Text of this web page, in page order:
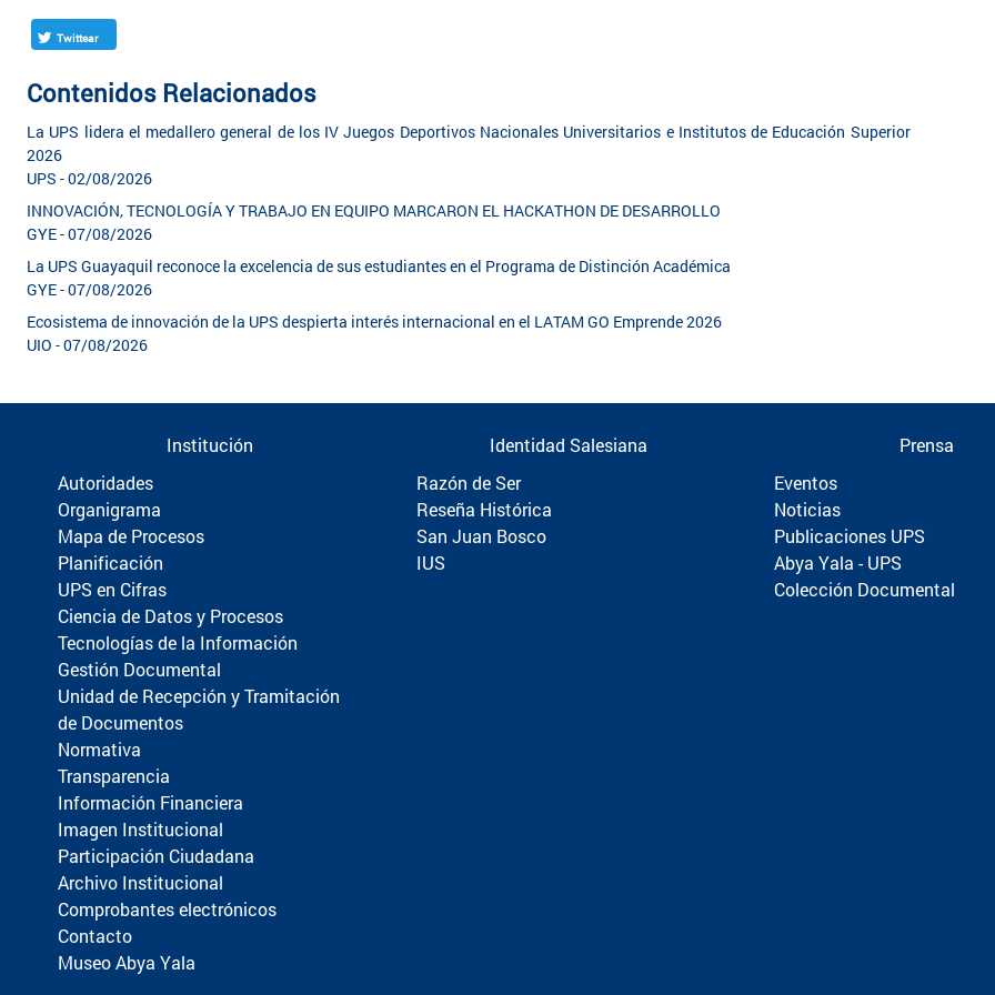
Twittear
Contenidos Relacionados
La UPS lidera el medallero general de los IV Juegos Deportivos Nacionales Universitarios e Institutos de Educación Superior
2026
UPS - 02/08/2026
INNOVACIÓN, TECNOLOGÍA Y TRABAJO EN EQUIPO MARCARON EL HACKATHON DE DESARROLLO
GYE - 07/08/2026
La UPS Guayaquil reconoce la excelencia de sus estudiantes en el Programa de Distinción Académica
GYE - 07/08/2026
Ecosistema de innovación de la UPS despierta interés internacional en el LATAM GO Emprende 2026
UIO - 07/08/2026
Institución
Autoridades
Organigrama
Mapa de Procesos
Planificación
UPS en Cifras
Ciencia de Datos y Procesos
Tecnologías de la Información
Gestión Documental
Unidad de Recepción y Tramitación
de Documentos
Normativa
Transparencia
Información Financiera
Imagen Institucional
Participación Ciudadana
Archivo Institucional
Comprobantes electrónicos
Contacto
Museo Abya Yala
Identidad Salesiana
Razón de Ser
Reseña Histórica
San Juan Bosco
IUS
Prensa
Eventos
Noticias
Publicaciones UPS
Abya Yala - UPS
Colección Documental